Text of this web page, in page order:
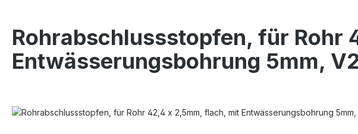
Rohrabschlussstopfen, für Rohr
Entwässerungsbohrung 5mm,
Bildergalerie überspringen